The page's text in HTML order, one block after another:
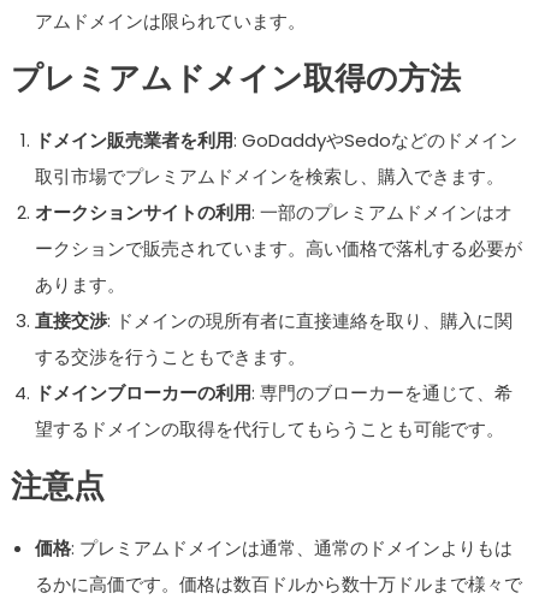
アムドメインは限られています。
プレミアムドメイン取得の方法
ドメイン販売業者を利用: GoDaddyやSedoなどのドメイン
取引市場でプレミアムドメインを検索し、購入できます。
オークションサイトの利用: 一部のプレミアムドメインはオ
ークションで販売されています。高い価格で落札する必要が
あります。
直接交渉: ドメインの現所有者に直接連絡を取り、購入に関
する交渉を行うこともできます。
ドメインブローカーの利用: 専門のブローカーを通じて、希
望するドメインの取得を代行してもらうことも可能です。
注意点
価格: プレミアムドメインは通常、通常のドメインよりもは
るかに高価です。価格は数百ドルから数十万ドルまで様々で